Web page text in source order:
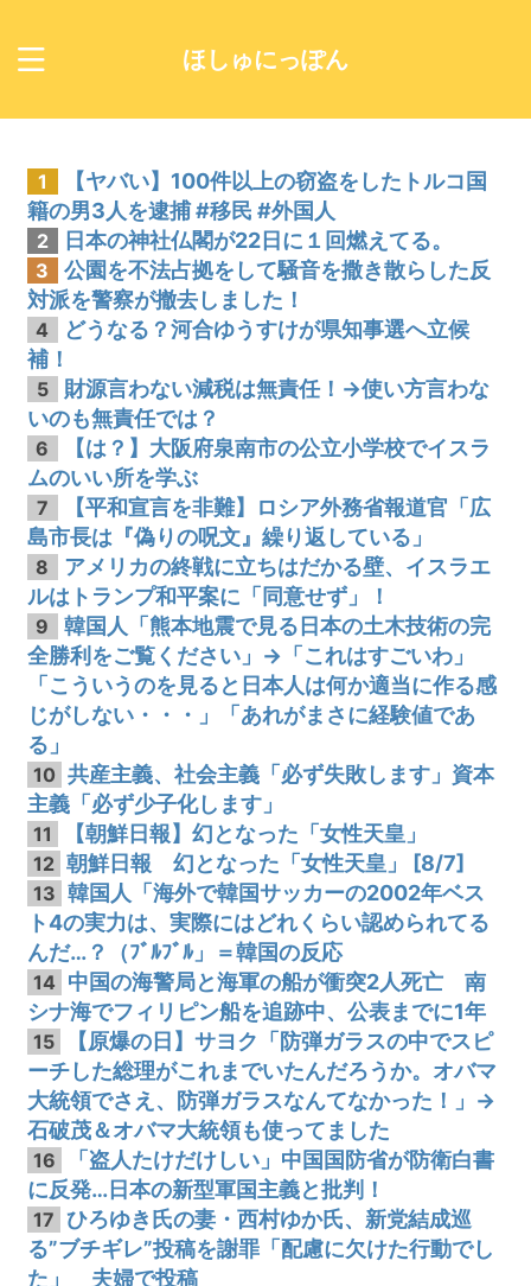
ほしゅにっぽん
1
【ヤバい】100件以上の窃盗をしたトルコ国
籍の男3人を逮捕 #移民 #外国人
2 日本の神社仏閣が22日に１回燃えてる。
3
公園を不法占拠をして騒音を撒き散らした反
対派を警察が撤去しました！
4
どうなる？河合ゆうすけが県知事選へ立候
補！
5
財源言わない減税は無責任！→使い方言わな
いのも無責任では？
6
【は？】大阪府泉南市の公立小学校でイスラ
ムのいい所を学ぶ
7
【平和宣言を非難】ロシア外務省報道官「広
島市長は『偽りの呪文』繰り返している」
8
アメリカの終戦に立ちはだかる壁、イスラエ
ルはトランプ和平案に「同意せず」！
9
韓国人「熊本地震で見る日本の土木技術の完
全勝利をご覧ください」→「これはすごいわ」
「こういうのを見ると日本人は何か適当に作る感
じがしない・・・」「あれがまさに経験値であ
る」
10 共産主義、社会主義「必ず失敗します」資本
主義「必ず少子化します」
11 【朝鮮日報】幻となった「女性天皇」
12 朝鮮日報 幻となった「女性天皇」 [8/7]
13 韓国人「海外で韓国サッカーの2002年ベス
ト4の実力は、実際にはどれくらい認められてる
んだ…？（ﾌﾞﾙﾌﾞﾙ」＝韓国の反応
14 中国の海警局と海軍の船が衝突2人死亡 南
シナ海でフィリピン船を追跡中、公表までに1年
15
【原爆の日】サヨク「防弾ガラスの中でスピ
ーチした総理がこれまでいたんだろうか。オバマ
大統領でさえ、防弾ガラスなんてなかった！」→
石破茂＆オバマ大統領も使ってました
16
「盗人たけだけしい」中国国防省が防衛白書
に反発…日本の新型軍国主義と批判！
17 ひろゆき氏の妻・西村ゆか氏、新党結成巡
る”ブチギレ”投稿を謝罪「配慮に欠けた行動でし
た」 夫婦で投稿